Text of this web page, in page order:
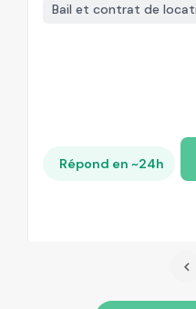
Bail et contrat de
Répond en ~24h